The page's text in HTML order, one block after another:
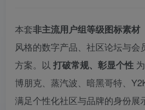
本套非主流用户组等级图标素材
风格的数字产品、社区论坛与
方案。以 打破常规、彰显个性
博朋克、蒸汽波、暗黑哥特、
满足个性化社区与品牌的身份展